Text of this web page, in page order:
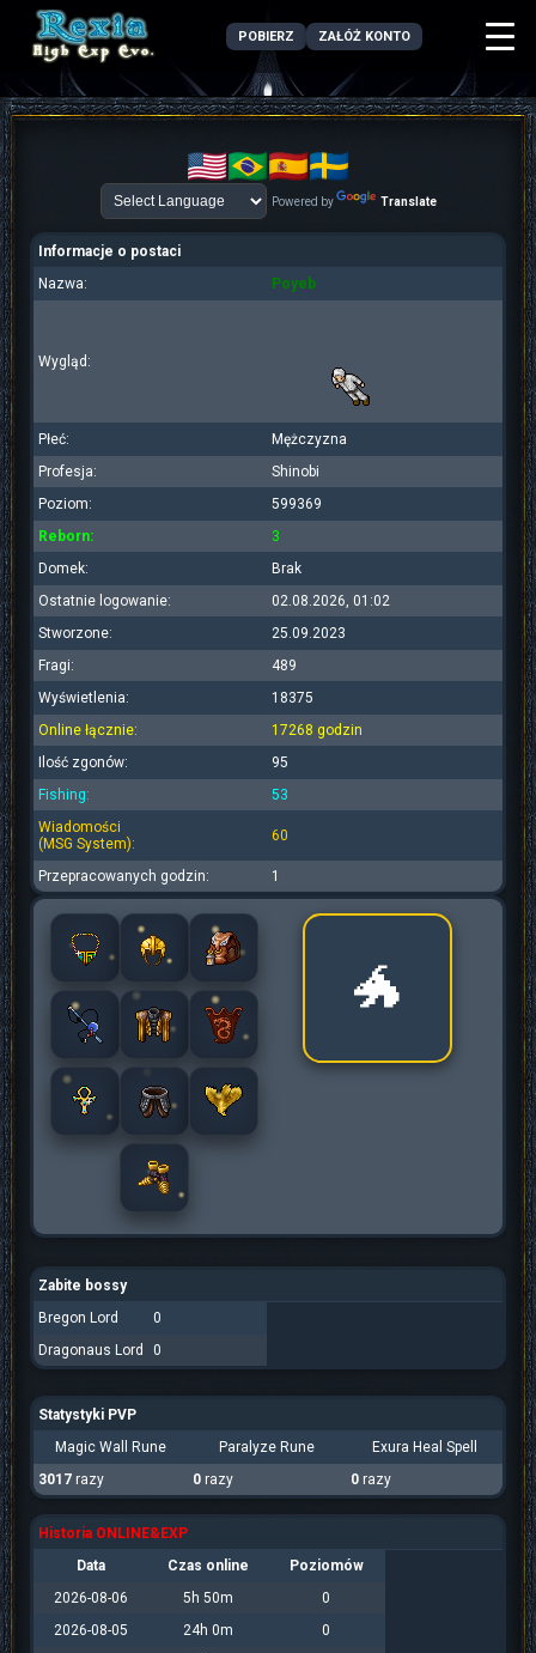
POBIERZ ZAŁÓŻ KONTO
Powered by Translate
Informacje o postaci
Nazwa:
Poyeb
Wygląd:
Płeć:
Mężczyzna
Profesja:
Shinobi
Poziom:
599369
Reborn:
3
Domek:
Brak
Ostatnie logowanie:
02.08.2026, 01:02
Stworzone:
25.09.2023
Fragi:
489
Wyświetlenia:
18375
Online łącznie:
17268 godzin
Ilość zgonów:
95
Fishing:
53
Wiadomości
(MSG System):
60
Przepracowanych godzin: 1
🐲
Zabite bossy
Bregon Lord
0
Dragonaus Lord
0
Statystyki PVP
Magic Wall Rune
Paralyze Rune
Exura Heal Spell
3017 razy 0 razy 0 razy
Historia ONLINE&EXP
Data
Czas online
Poziomów
2026-08-06
5h 50m
0
2026-08-05
24h 0m
0